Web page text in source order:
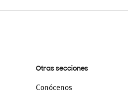
Otras secciones
Conócenos